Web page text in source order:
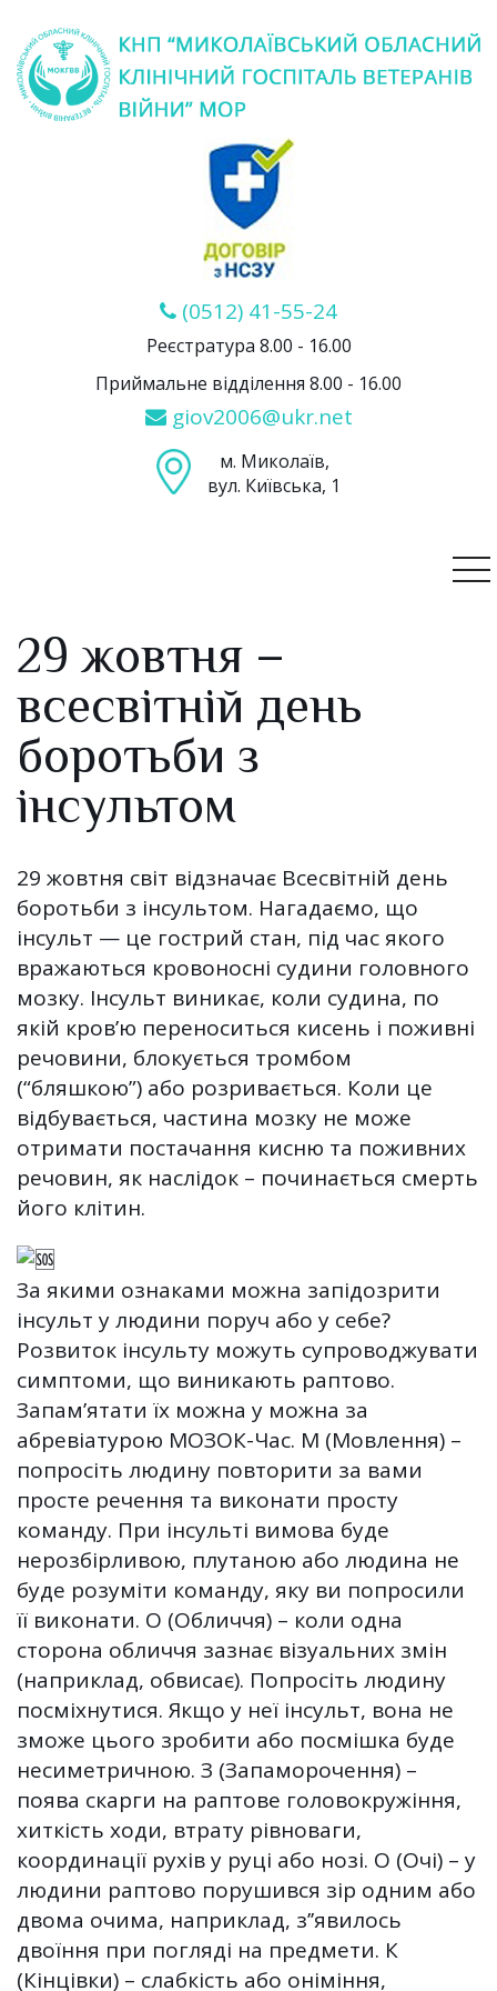
(0512) 41-55-24
Реєстратура 8.00 - 16.00
Приймальне відділення 8.00 - 16.00
giov2006@ukr.net
м. Миколаїв,
вул. Київська, 1
29 жовтня –
всесвітній день
боротьби з
інсультом
29 жовтня світ відзначає Всесвітній день
боротьби з інсультом. Нагадаємо, що
інсульт — це гострий стан, під час якого
вражаються кровоносні судини головного
мозку. Інсульт виникає, коли судина, по
якій кров’ю переноситься кисень і поживні
речовини, блокується тромбом
(“бляшкою”) або розривається. Коли це
відбувається, частина мозку не може
отримати постачання кисню та поживних
речовин, як наслідок – починається смерть
його клітин.
За якими ознаками можна запідозрити
інсульт у людини поруч або у себе?
Розвиток інсульту можуть супроводжувати
симптоми, що виникають раптово.
Запам’ятати їх можна у можна за
абревіатурою МОЗОК-Час. М (Мовлення) –
попросіть людину повторити за вами
просте речення та виконати просту
команду. При інсульті вимова буде
нерозбірливою, плутаною або людина не
буде розуміти команду, яку ви попросили
її виконати. О (Обличчя) – коли одна
сторона обличчя зазнає візуальних змін
(наприклад, обвисає). Попросіть людину
посміхнутися. Якщо у неї інсульт, вона не
зможе цього зробити або посмішка буде
несиметричною. З (Запаморочення) –
поява скарги на раптове головокружіння,
хиткість ходи, втрату рівноваги,
координації рухів у руці або нозі. О (Очі) – у
людини раптово порушився зір одним або
двома очима, наприклад, зʼ’явилось
двоїння при погляді на предмети. К
(Кінцівки) – слабкість або оніміння,